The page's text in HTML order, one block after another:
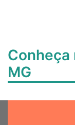
Conheça
MG